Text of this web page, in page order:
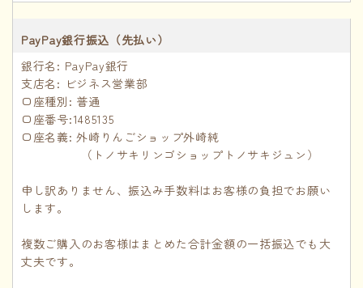
PayPay銀行振込（先払い）
銀行名: PayPay銀行
支店名: ビジネス営業部
口座種別: 普通
口座番号:1485135
口座名義: 外崎りんごショップ外崎純
（トノサキリンゴショップトノサキジュン）
申し訳ありません、振込み手数料はお客様の負担でお願い
します。
複数ご購入のお客様はまとめた合計金額の一括振込でも大
丈夫です。